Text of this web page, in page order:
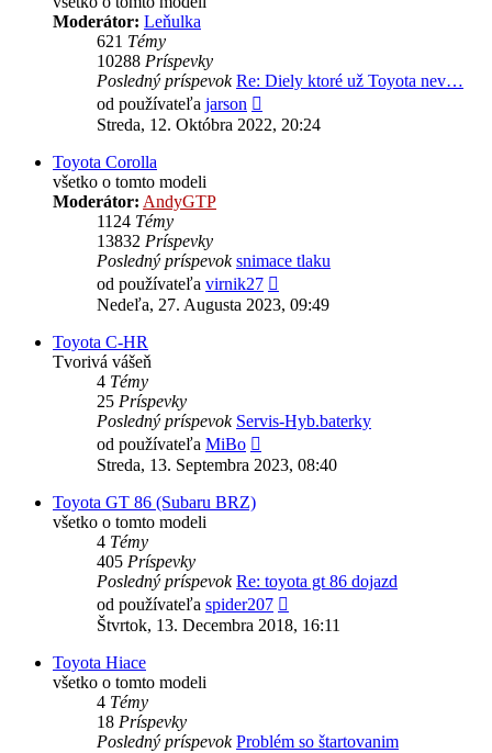
Moderátor: Leňulka
621 Témy
10288 Príspevky
Posledný príspevok Re: Diely ktoré už Toyota nev…
od používateľa jarson
posledný
Streda, 12. Októbra 2022, 20:24
Toyota Corolla
všetko o tomto modeli
Moderátor: AndyGTP
1124 Témy
13832 Príspevky
Posledný príspevok snimace tlaku
od používateľa virnik27
posledný
Nedeľa, 27. Augusta 2023, 09:49
Toyota C-HR
Tvorivá vášeň
4 Témy
25 Príspevky
Posledný príspevok Servis-Hyb.baterky
od používateľa MiBo
posledný
Streda, 13. Septembra 2023, 08:40
Toyota GT 86 (Subaru BRZ)
všetko o tomto modeli
4 Témy
405 Príspevky
Posledný príspevok Re: toyota gt 86 dojazd
od používateľa spider207
posledný
Štvrtok, 13. Decembra 2018, 16:11
Toyota Hiace
všetko o tomto modeli
4 Témy
18 Príspevky
Posledný príspevok Problém so štartovanim